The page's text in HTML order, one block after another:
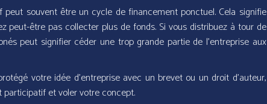
souvent être un cycle de financement ponctuel. Cela signifie
peut-être pas collecter plus de fonds. Si vous distribuez à tour de
peut signifier céder une trop grande partie de l’entreprise aux
votre idée d’entreprise avec un brevet ou un droit d’auteur,
participatif et voler votre concept.